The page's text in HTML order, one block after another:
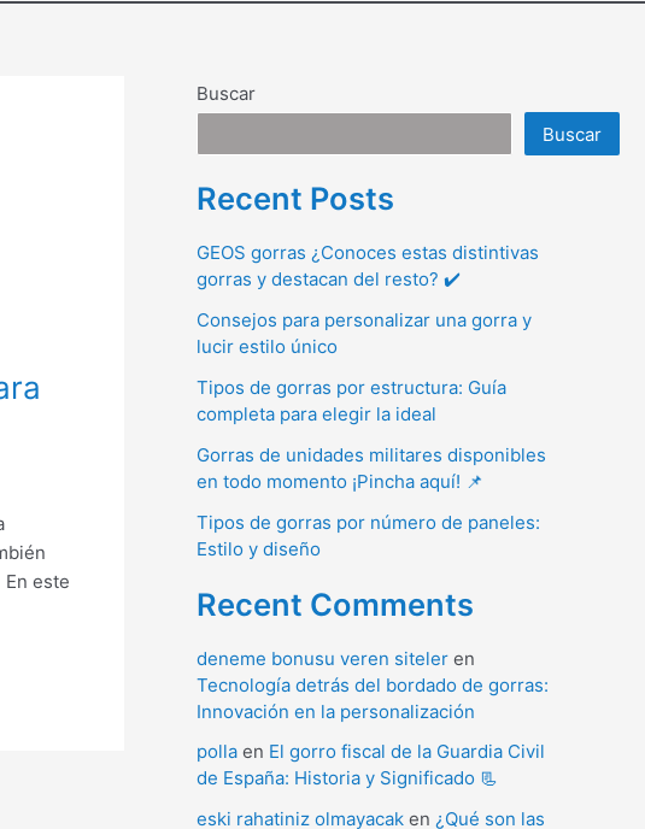
este
Buscar
Buscar
Recent Posts
GEOS gorras ¿Conoces estas distintivas
gorras y destacan del resto? ✔️
Consejos para personalizar una gorra y
lucir estilo único
Tipos de gorras por estructura: Guía
completa para elegir la ideal
Gorras de unidades militares disponibles
en todo momento ¡Pincha aquí! 📌
Tipos de gorras por número de paneles:
Estilo y diseño
Recent Comments
deneme bonusu veren siteler en
Tecnología detrás del bordado de gorras:
Innovación en la personalización
polla en El gorro fiscal de la Guardia Civil
de España: Historia y Significado 📃
eski rahatiniz olmayacak en ¿Qué son las